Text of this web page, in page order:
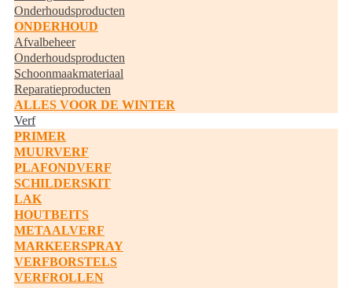
Onderhoudsproducten
ONDERHOUD
Afvalbeheer
Onderhoudsproducten
Schoonmaakmateriaal
Reparatieproducten
ALLES VOOR DE WINTER
Verf
PRIMER
MUURVERF
PLAFONDVERF
SCHILDERSKIT
LAK
HOUTBEITS
METAALVERF
MARKEERSPRAY
VERFBORSTELS
VERFROLLEN